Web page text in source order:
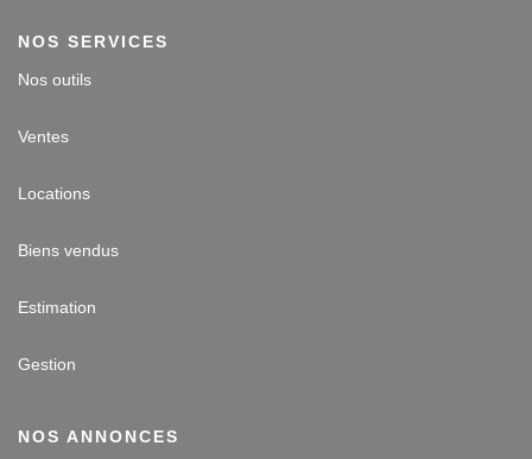
NOS SERVICES
Nos outils
Ventes
Locations
Biens vendus
Estimation
Gestion
NOS ANNONCES